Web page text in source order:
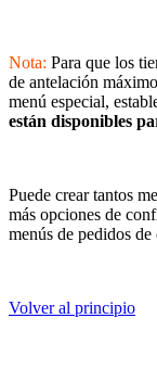
Nota: Para que los
de antelación
menú especial,
están disponibles
Puede crear tantos
más opciones de
menús de pedidos
Volver al principio